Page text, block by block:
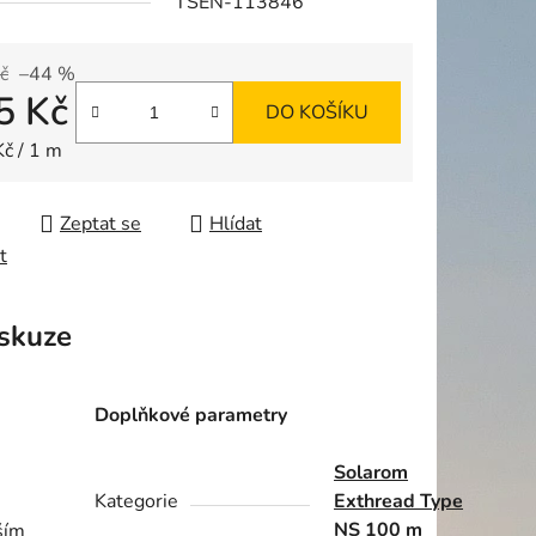
–44 %
Kč
cena:
/ 1 m
DO KOŠÍKU
Zeptat se
Hlídat
Doplňkové parametry
Kategorie
Solarom
Exthread Type
NS 100 m